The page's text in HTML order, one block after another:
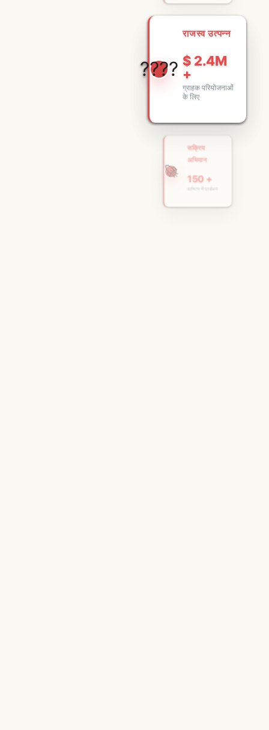
????
राजस्व उत्पन्न
$ 2.4M
+
ग्राहक परियोजनाओं
के लिए
🚀
सक्रिय
अभियान
150 +
वर्तमान में प्रबंधन